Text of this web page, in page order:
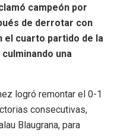
campeón por
de derrotar con
el cuarto partido de la
una
logró remontar el 0-1
consecutivas,
Blaugrana, para